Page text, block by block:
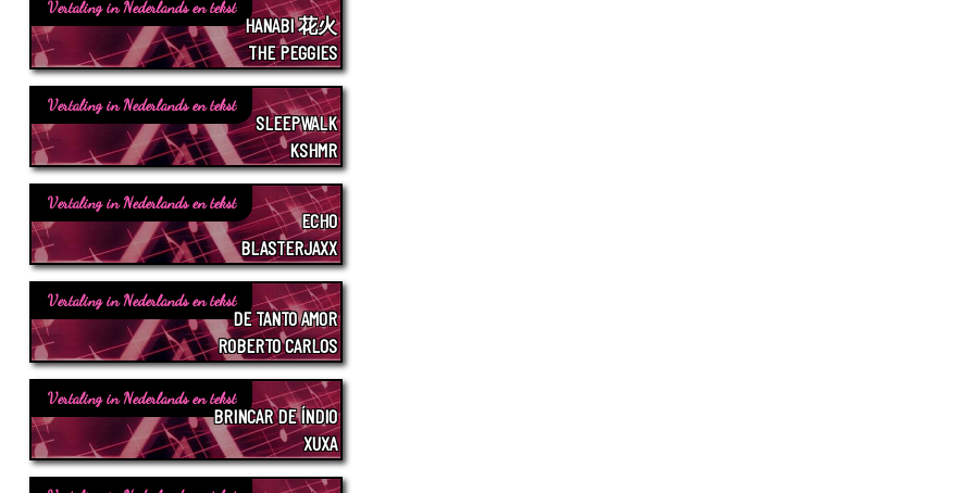
Vertaling in Nederlands en tekst
HANABI 花火
THE PEGGIES
Vertaling in Nederlands en tekst
SLEEPWALK
KSHMR
Vertaling in Nederlands en tekst
ECHO
BLASTERJAXX
Vertaling in Nederlands en tekst
DE TANTO AMOR
ROBERTO CARLOS
Vertaling in Nederlands en tekst
BRINCAR DE ÍNDIO
XUXA